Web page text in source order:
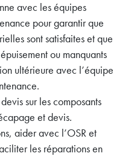
avec les équipes
pour garantir que
sont satisfaites et que
ou manquants
ultérieure avec l’équipe
sur les composants
et devis.
aider avec l’OSR et
les réparations en